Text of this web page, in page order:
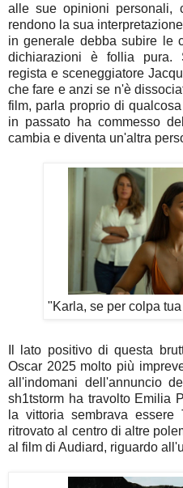
alle sue opinioni personali,
rendono la sua
in generale debba subire le
dichiarazioni è follia pura.
regista e sceneggiatore
che fare e anzi se n'è
film, parla proprio di
in passato ha commesso
cambia e diventa un'altra
"Karla, se per colpa
Il lato positivo di questa
Oscar 2025 molto più
all'indomani dell'annuncio
sh1tstorm ha travolto Emilia
la vittoria sembrava
ritrovato al centro di altre
al film di Audiard, riguardo